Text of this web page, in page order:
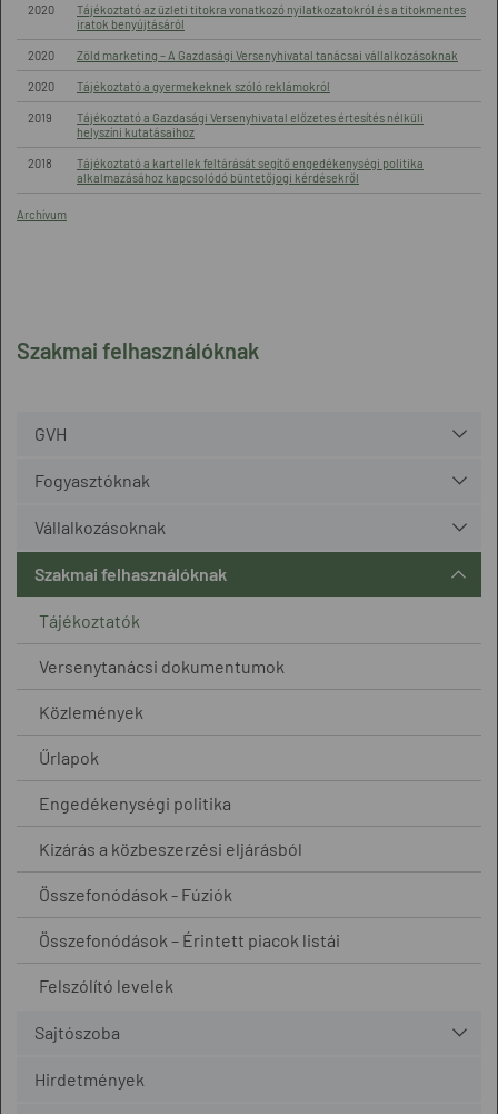
Szakmai felhasználóknak
GVH
Fogyasztóknak
Vállalkozásoknak
Szakmai felhasználóknak
Tájékoztatók
Versenytanácsi dokumentumok
Közlemények
Űrlapok
Engedékenységi politika
Kizárás a közbeszerzési eljárásból
Összefonódások - Fúziók
Összefonódások – Érintett piacok listái
Felszólító levelek
Sajtószoba
Hirdetmények
2020
Tájékoztató az üzleti titokra vonatkozó nyilatkozatokról és a titokmentes
iratok benyújtásáról
2020 Zöld marketing – A Gazdasági Versenyhivatal tanácsai vállalkozásoknak
2020 Tájékoztató a gyermekeknek szóló reklámokról
2019
Tájékoztató a Gazdasági Versenyhivatal előzetes értesítés nélküli
helyszíni kutatásaihoz
2018
Tájékoztató a kartellek feltárását segítő engedékenységi politika
alkalmazásához kapcsolódó büntetőjogi kérdésekről
Archívum